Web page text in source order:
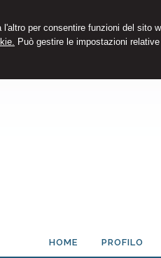
per consentire funzioni del sito
Può gestire le impostazioni
HOME PROFILO